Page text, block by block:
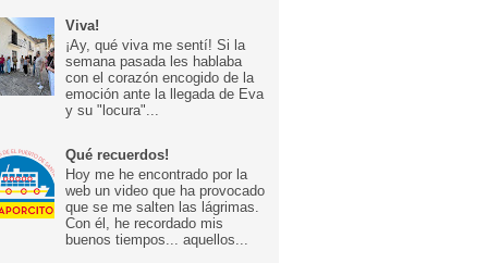
Viva!
¡Ay, qué viva me sentí! Si la
semana pasada les hablaba
con el corazón encogido de la
emoción ante la llegada de Eva
y su "locura"...
Qué recuerdos!
Hoy me he encontrado por la
web un video que ha provocado
que se me salten las lágrimas.
Con él, he recordado mis
buenos tiempos... aquellos...